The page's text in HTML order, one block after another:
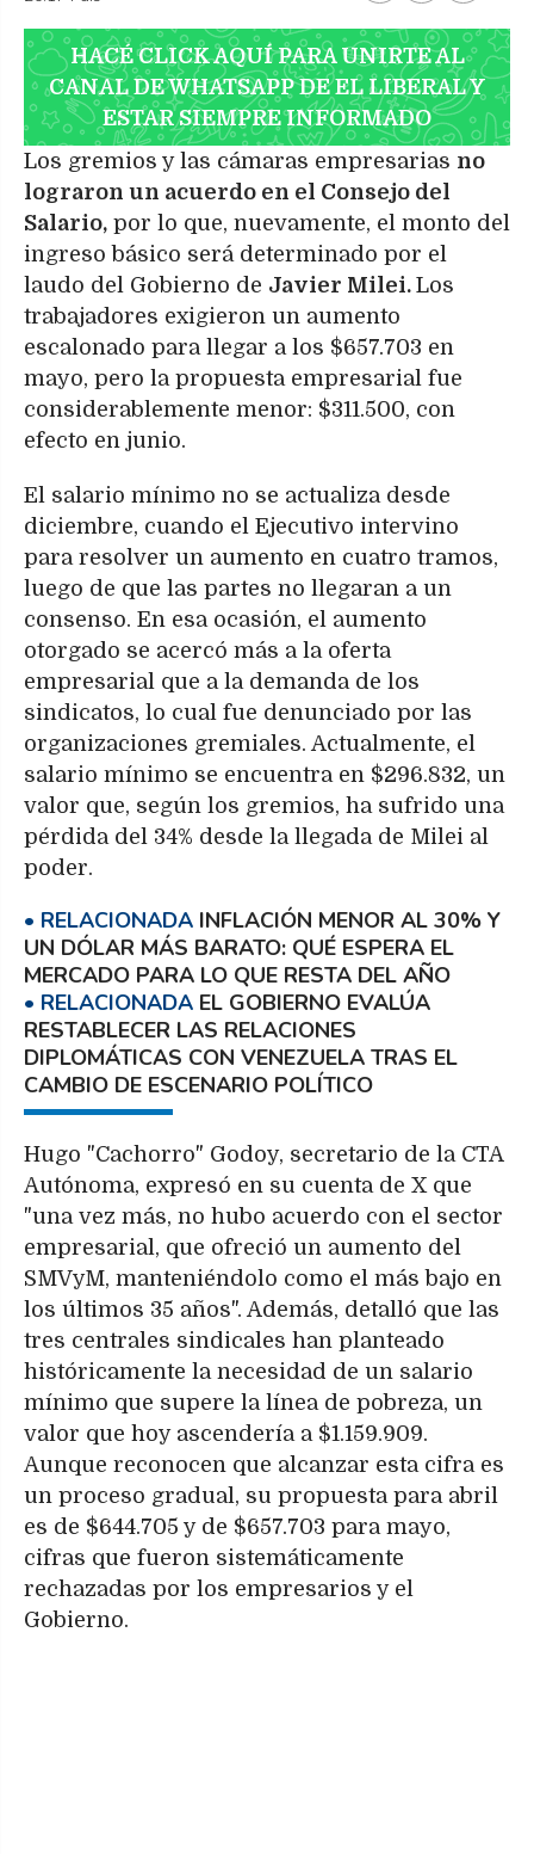
HACÉ CLICK AQUÍ PARA UNIRTE AL
CANAL DE WHATSAPP DE EL LIBERAL Y
ESTAR SIEMPRE INFORMADO
Los gremios y las cámaras empresarias no
lograron un acuerdo en el Consejo del
Salario, por lo que, nuevamente, el monto del
ingreso básico será determinado por el
laudo del Gobierno de Javier Milei. Los
trabajadores exigieron un aumento
escalonado para llegar a los $657.703 en
mayo, pero la propuesta empresarial fue
considerablemente menor: $311.500, con
efecto en junio.
El salario mínimo no se actualiza desde
diciembre, cuando el Ejecutivo intervino
para resolver un aumento en cuatro tramos,
luego de que las partes no llegaran a un
consenso. En esa ocasión, el aumento
otorgado se acercó más a la oferta
empresarial que a la demanda de los
sindicatos, lo cual fue denunciado por las
organizaciones gremiales. Actualmente, el
salario mínimo se encuentra en $296.832, un
valor que, según los gremios, ha sufrido una
pérdida del 34% desde la llegada de Milei al
poder.
INFLACIÓN MENOR AL 30% Y
UN DÓLAR MÁS BARATO: QUÉ ESPERA EL
MERCADO PARA LO QUE RESTA DEL AÑO
EL GOBIERNO EVALÚA
RESTABLECER LAS RELACIONES
DIPLOMÁTICAS CON VENEZUELA TRAS EL
CAMBIO DE ESCENARIO POLÍTICO
Hugo "Cachorro" Godoy, secretario de la CTA
Autónoma, expresó en su cuenta de X que
"una vez más, no hubo acuerdo con el sector
empresarial, que ofreció un aumento del
SMVyM, manteniéndolo como el más bajo en
los últimos 35 años". Además, detalló que las
tres centrales sindicales han planteado
históricamente la necesidad de un salario
mínimo que supere la línea de pobreza, un
valor que hoy ascendería a $1.159.909.
Aunque reconocen que alcanzar esta cifra es
un proceso gradual, su propuesta para abril
es de $644.705 y de $657.703 para mayo,
cifras que fueron sistemáticamente
rechazadas por los empresarios y el
Gobierno.